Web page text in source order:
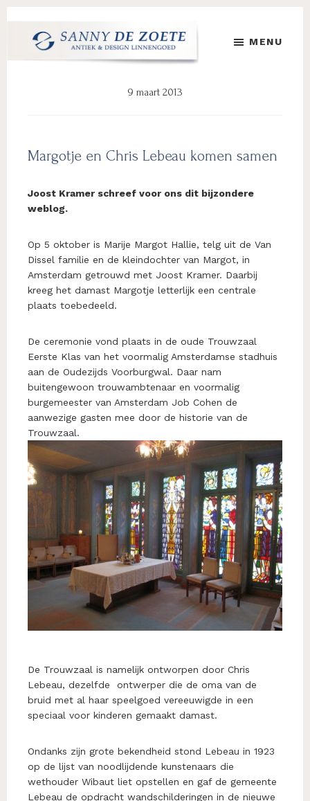
hoofd
eerste
voettekst
Design
MENU
Margotje en Chris Lebeau komen samen
9 maart 2013
Joost Kramer schreef voor ons dit bijzondere
weblog.
Op 5 oktober is Marije Margot Hallie, telg uit de Van
Dissel familie en de kleindochter van Margot, in
Amsterdam getrouwd met Joost Kramer. Daarbij
kreeg het damast Margotje letterlijk een centrale
plaats toebedeeld.
De ceremonie vond plaats in de oude Trouwzaal
Eerste Klas van het voormalig Amsterdamse stadhuis
aan de Oudezijds Voorburgwal. Daar nam
buitengewoon trouwambtenaar en voormalig
burgemeester van Amsterdam Job Cohen de
aanwezige gasten mee door de historie van de
Trouwzaal.
De Trouwzaal is namelijk ontworpen door Chris
Lebeau, dezelfde ontwerper die de oma van de
bruid met al haar speelgoed vereeuwigde in een
speciaal voor kinderen gemaakt damast.
Ondanks zijn grote bekendheid stond Lebeau in 1923
op de lijst van noodlijdende kunstenaars die
wethouder Wibaut liet opstellen en gaf de gemeente
Lebeau de opdracht wandschilderingen in de nieuwe